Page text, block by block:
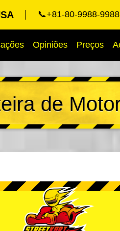
📞+81-80-9988-9988
Opiniões Preços
de